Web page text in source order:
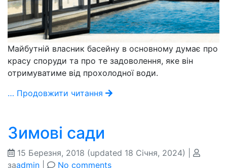
Майбутній власник басейну в основному думає про
красу споруди та про те задоволення, яке він
отримуватиме від прохолодної води.
… Продовжити читання
Зимові сади
15 Березня, 2018 (updated 18 Січня, 2024)
заadmin No comments